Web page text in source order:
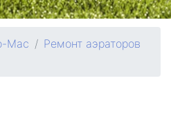
Mac
Ремонт аэраторов